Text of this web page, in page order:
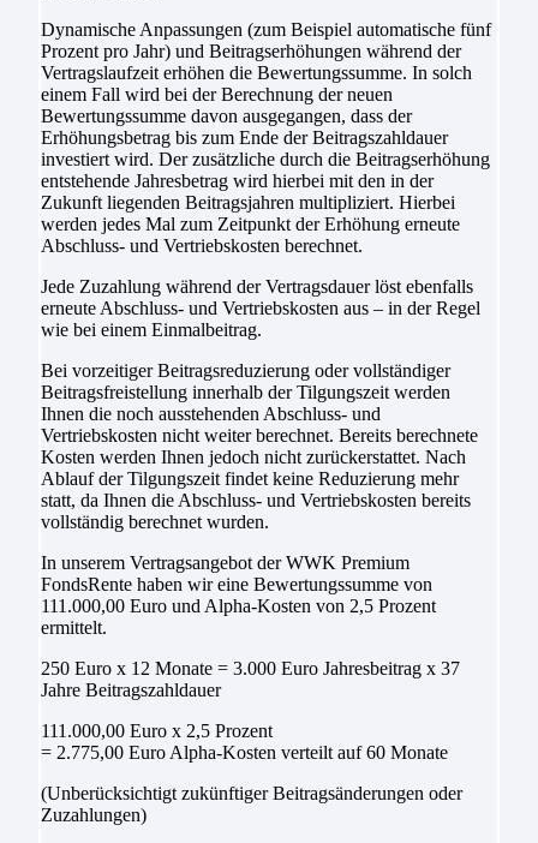
Dynamische Anpassungen (zum Beispiel automatische fünf
Prozent pro Jahr) und Beitragserhöhungen während der
Vertragslaufzeit erhöhen die Bewertungssumme. In solch
einem Fall wird bei der Berechnung der neuen
Bewertungssumme davon ausgegangen, dass der
Erhöhungsbetrag bis zum Ende der Beitragszahldauer
investiert wird. Der zusätzliche durch die Beitragserhöhung
entstehende Jahresbetrag wird hierbei mit den in der
Zukunft liegenden Beitragsjahren multipliziert. Hierbei
werden jedes Mal zum Zeitpunkt der Erhöhung erneute
Abschluss- und Vertriebskosten berechnet.
Jede Zuzahlung während der Vertragsdauer löst ebenfalls
erneute Abschluss- und Vertriebskosten aus – in der Regel
wie bei einem Einmalbeitrag.
Bei vorzeitiger Beitragsreduzierung oder vollständiger
Beitragsfreistellung innerhalb der Tilgungszeit werden
Ihnen die noch ausstehenden Abschluss- und
Vertriebskosten nicht weiter berechnet. Bereits berechnete
Kosten werden Ihnen jedoch nicht zurückerstattet. Nach
Ablauf der Tilgungszeit findet keine Reduzierung mehr
statt, da Ihnen die Abschluss- und Vertriebskosten bereits
vollständig berechnet wurden.
In unserem Vertragsangebot der WWK Premium
FondsRente haben wir eine Bewertungssumme von
111.000,00 Euro und Alpha-Kosten von 2,5 Prozent
ermittelt.
250 Euro x 12 Monate = 3.000 Euro Jahresbeitrag x 37
Jahre Beitragszahldauer
111.000,00 Euro x 2,5 Prozent
= 2.775,00 Euro Alpha-Kosten verteilt auf 60 Monate
(Unberücksichtigt zukünftiger Beitragsänderungen oder
Zuzahlungen)